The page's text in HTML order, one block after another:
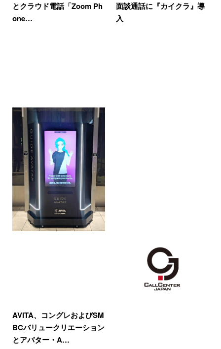
とクラウド電話「Zoom Ph
one…
面談通話に『カイクラ』導
入
AVITA、コングレおよびSM
BCバリュークリエーション
とアバター・A…